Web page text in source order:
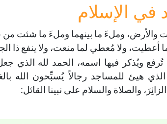
والأرض، وملءَ ما بينهما وملءَ ما شئت من
أعطيت، ولا مُعطي لما منعت، ولا ينفع ذا
تُرفع ويُذكر فيها اسمه، الحمد لله الذي
الذي هيئ للمساجد رجالاً يُسبِّحون الله
والصلاة والسلام على نبينا القائل: